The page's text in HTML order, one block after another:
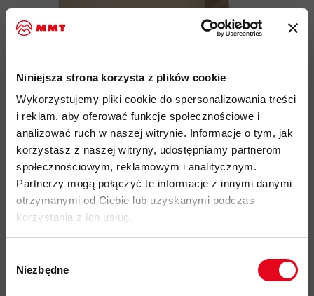
Niniejsza strona korzysta z plików cookie
Wykorzystujemy pliki cookie do spersonalizowania treści
i reklam, aby oferować funkcje społecznościowe i
analizować ruch w naszej witrynie. Informacje o tym, jak
korzystasz z naszej witryny, udostępniamy partnerom
społecznościowym, reklamowym i analitycznym.
Partnerzy mogą połączyć te informacje z innymi danymi
otrzymanymi od Ciebie lub uzyskanymi podczas
korzystania z ich usług.
zgody
Niezbędne
Bluza Nair ML Hooded Jacket
Women
Kolor: marine melange
Zostaw nam swojego maila, a powiadomimy Cię, gdy produkt
będzie ponownie dostępny